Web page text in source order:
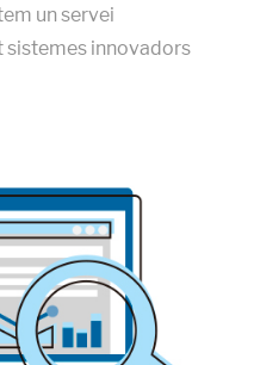
un servei
innovadors